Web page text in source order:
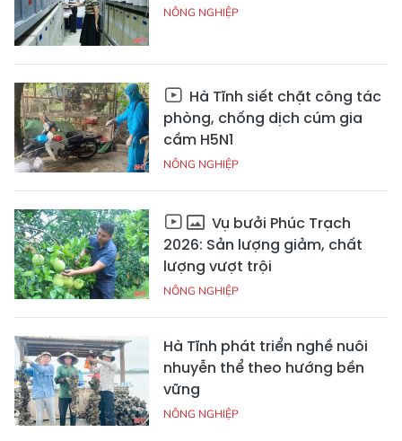
NÔNG NGHIỆP
Hà Tĩnh siết chặt công tác
phòng, chống dịch cúm gia
cầm H5N1
NÔNG NGHIỆP
Vụ bưởi Phúc Trạch
2026: Sản lượng giảm, chất
lượng vượt trội
NÔNG NGHIỆP
Hà Tĩnh phát triển nghề nuôi
nhuyễn thể theo hướng bền
vững
NÔNG NGHIỆP